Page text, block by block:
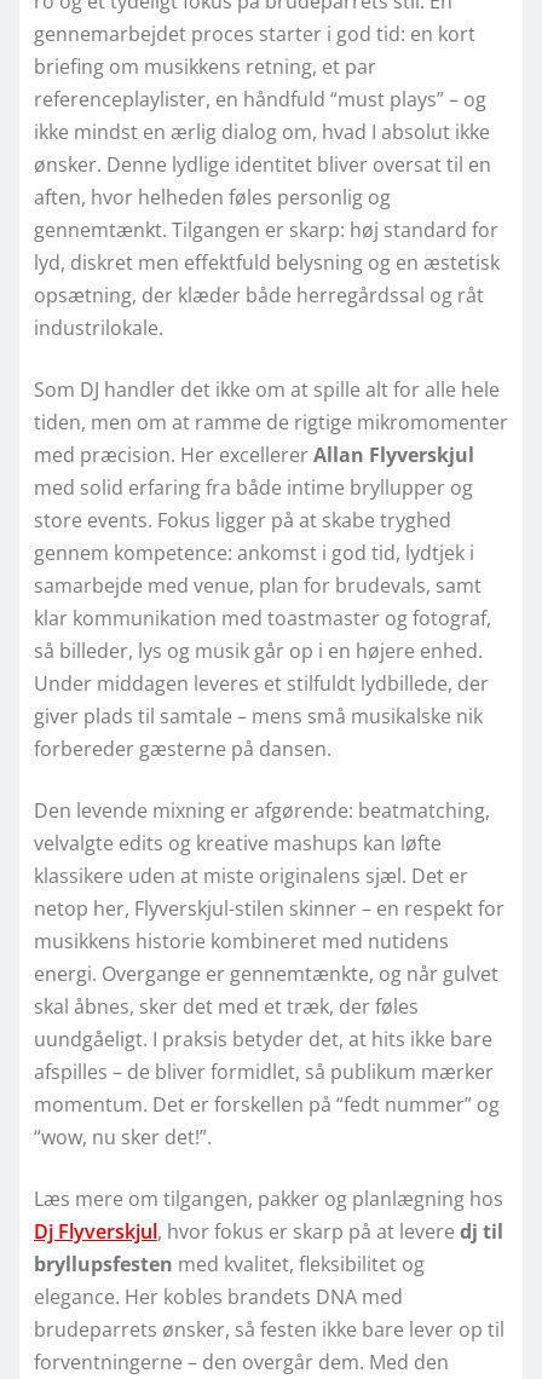
gennemarbejdet proces starter i god tid: en kort
briefing om musikkens retning, et par
referenceplaylister, en håndfuld “must plays” – og
ikke mindst en ærlig dialog om, hvad I absolut ikke
ønsker. Denne lydlige identitet bliver oversat til en
aften, hvor helheden føles personlig og
gennemtænkt. Tilgangen er skarp: høj standard for
lyd, diskret men effektfuld belysning og en æstetisk
opsætning, der klæder både herregårdssal og råt
industrilokale.
Som DJ handler det ikke om at spille alt for alle hele
tiden, men om at ramme de rigtige mikromomenter
med præcision. Her excellererAllan Flyverskjul
med solid erfaring fra både intime bryllupper og
store events. Fokus ligger på at skabe tryghed
gennem kompetence: ankomst i god tid, lydtjek i
samarbejde med venue, plan for brudevals, samt
klar kommunikation med toastmaster og fotograf,
så billeder, lys og musik går op i en højere enhed.
Under middagen leveres et stilfuldt lydbillede, der
giver plads til samtale – mens små musikalske nik
forbereder gæsterne på dansen.
Den levende mixning er afgørende: beatmatching,
velvalgte edits og kreative mashups kan løfte
klassikere uden at miste originalens sjæl. Det er
netop her, Flyverskjul-stilen skinner – en respekt for
musikkens historie kombineret med nutidens
energi. Overgange er gennemtænkte, og når gulvet
skal åbnes, sker det med et træk, der føles
uundgåeligt. I praksis betyder det, at hits ikke bare
afspilles – de bliver formidlet, så publikum mærker
momentum. Det er forskellen på “fedt nummer” og
“wow, nu sker det!”.
Læs mere om tilgangen, pakker og planlægning hos
Dj Flyverskjul, hvor fokus er skarp på at levere dj til
bryllupsfesten med kvalitet, fleksibilitet og
elegance. Her kobles brandets DNA med
brudeparrets ønsker, så festen ikke bare lever op til
forventningerne – den overgår dem. Med den